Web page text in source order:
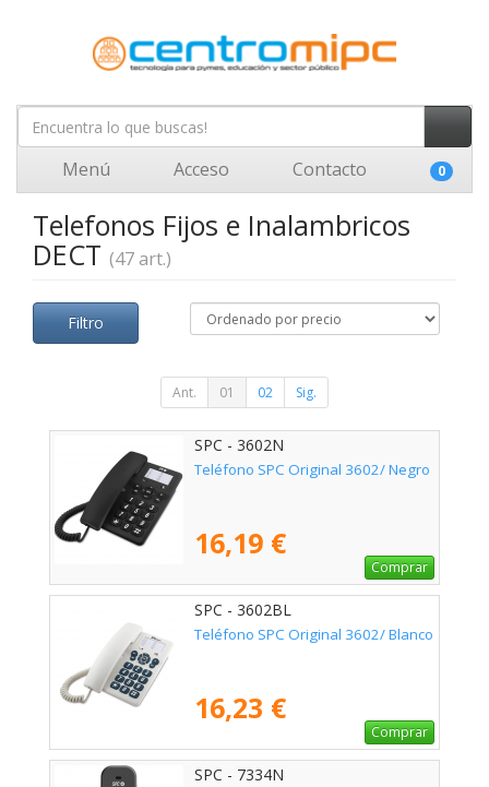
Menú Acceso Contacto 0
Telefonos Fijos e Inalambricos
DECT (47 art.)
Filtro
Ant. 01 02 Sig.
SPC - 3602N
Teléfono SPC Original 3602/ Negro
16,19 €
Comprar
SPC - 3602BL
Teléfono SPC Original 3602/ Blanco
16,23 €
Comprar
SPC - 7334N